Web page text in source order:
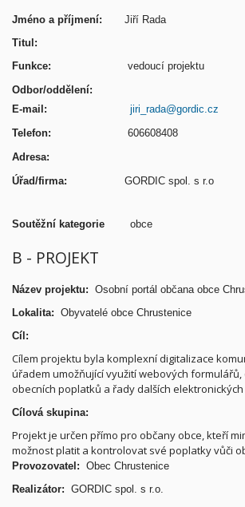
Jméno a příjmení: Jiří Rada
Titul:
Funkce:
vedoucí projektu
Odbor/oddělení:
E-mail: jiri_rada@gordic.cz
Telefon:
606608408
Adresa:
Úřad/firma:
GORDIC spol. s r.o
Soutěžní kategorie obce
B - PROJEKT
Název projektu: Osobní portál občana obce
Lokalita: Obyvatelé obce Chrustenice
Cíl:
Cílem projektu byla komplexní digitalizace
úřadem umožňující využití webových
obecních poplatků a řady dalších elektronických
Cílová skupina:
Projekt je určen přímo pro občany obce, kteří
možnost platit a kontrolovat své poplatky vůči
Provozovatel: Obec Chrustenice
Realizátor: GORDIC spol. s r.o.